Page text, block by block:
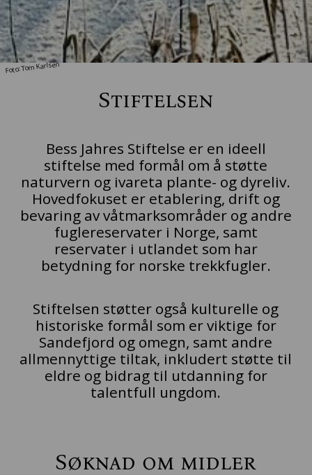
Foto: Tom Karlsen
Stiftelsen
Bess Jahres Stiftelse er en ideell
stiftelse med formål om å støtte
naturvern og ivareta plante- og dyreliv.
Hovedfokuset er etablering, drift og
bevaring av våtmarksområder og andre
fuglereservater i Norge, samt
reservater i utlandet som har
betydning for norske trekkfugler.
Stiftelsen støtter også kulturelle og
historiske formål som er viktige for
Sandefjord og omegn, samt andre
allmennyttige tiltak, inkludert støtte til
eldre og bidrag til utdanning for
talentfull ungdom.
Søknad om midler